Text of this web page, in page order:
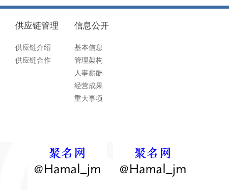
供应链管理
供应链介绍
供应链合作
信息公开
基本信息
管理架构
人事薪酬
经营成果
重大事项